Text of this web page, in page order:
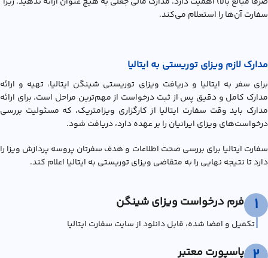
سفارت آن‌ها را استعلام می‌کند.
مدارک لازم ویزای توریستی به ایتالیا
برای سفر به ایتالیا و دریافت ویزای توریستی شینگن ایتالیا، تهیه و ارائه
مدارک کامل و دقیق پس از ثبت درخواست از مهم‌ترین مراحل است. برای ارائه
مدارک باید وقت سفارت ایتالیا از کارگزاری ویزامتریک، که مسئولیت بررسی
درخواست‌های ویزای ایرانیان را بر عهده دارد، دریافت شود.
سفارت ایتالیا برای بررسی صحت اطلاعات و هدف سفرتان پروسه پردازش ویزا را
دارد تا نتیجه نهایی را به متقاضی ویزای توریستی به ایتالیا اعلام کند.
1 فرم درخواست ویزای شینگن
|تکمیل و امضا شده، قابل دانلود از سایت سفارت ایتالیا
پاسپورت معتبر